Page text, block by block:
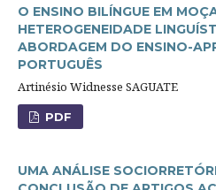
O ENSINO BILÍNGUE EM
HETEROGENEIDADE
ABORDAGEM DO ENSINO-
PORTUGUÊS
Artinésio Widnesse SAGUATE
PDF
UMA ANÁLISE